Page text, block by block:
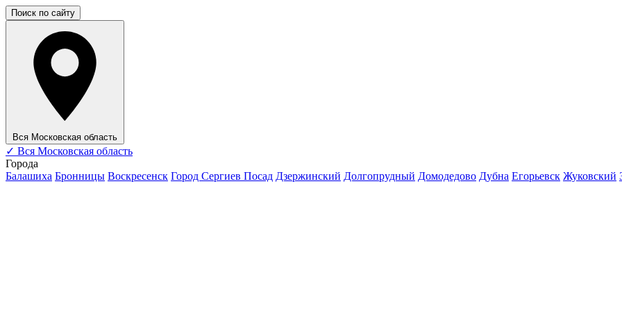
Поиск по сайту
Вся Московская область
✓ Вся Московская область
Города
Балашиха Бронницы Воскресенск Город Сергиев Посад Дзержинский Долгопрудный Домодедово Дубна Егорьевск Жуковский